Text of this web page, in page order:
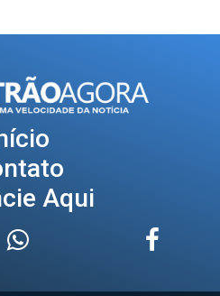
Aqui